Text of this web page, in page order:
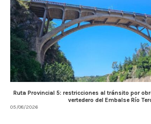
Ruta Provincial 5: restricciones al tránsito por
vertedero del Embalse Río
05/08/2026